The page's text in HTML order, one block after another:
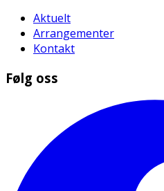
Aktuelt
Arrangementer
Kontakt
Følg oss